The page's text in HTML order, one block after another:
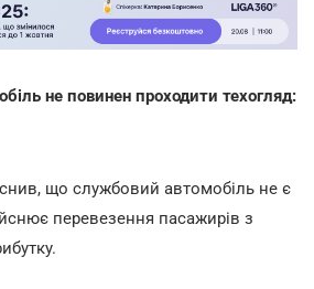
не повинен проходити техогляд:
що службовий автомобіль не є
перевезення пасажирів з